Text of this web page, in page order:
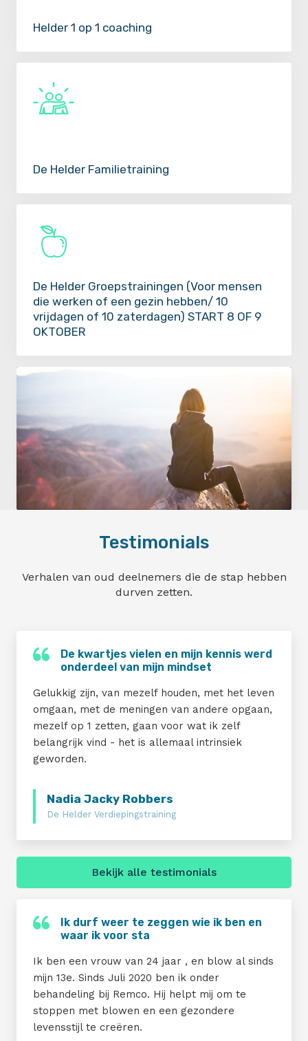
Helder 1 op 1 coaching
De Helder Familietraining
De Helder Groepstrainingen (Voor mensen
die werken of een gezin hebben/ 10
vrijdagen of 10 zaterdagen) START 8 OF 9
OKTOBER
verslaving?
Maak nu een afspraak
Testimonials
Verhalen van oud deelnemers die de stap hebben
durven zetten.
De kwartjes vielen en mijn kennis werd
onderdeel van mijn mindset
Gelukkig zijn, van mezelf houden, met het leven
omgaan, met de meningen van andere opgaan,
mezelf op 1 zetten, gaan voor wat ik zelf
belangrijk vind - het is allemaal intrinsiek
geworden.
Nadia Jacky Robbers
De Helder Verdiepingstraining
Bekijk alle testimonials
Ik durf weer te zeggen wie ik ben en
waar ik voor sta
Ik ben een vrouw van 24 jaar , en blow al sinds
mijn 13e. Sinds Juli 2020 ben ik onder
behandeling bij Remco. Hij helpt mij om te
stoppen met blowen en een gezondere
levensstijl te creëren.